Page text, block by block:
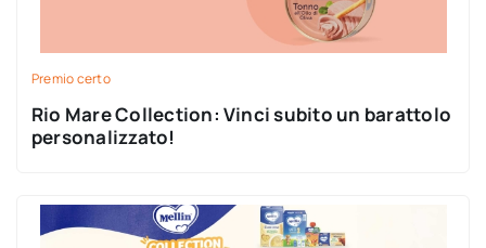
Premio certo
Rio Mare Collection: Vinci subito un barattolo
personalizzato!